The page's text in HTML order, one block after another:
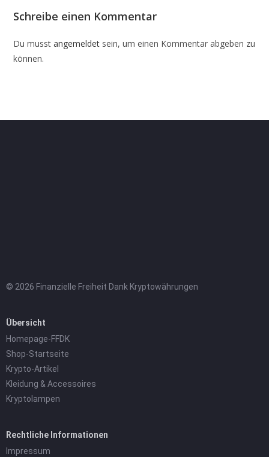
Schreibe einen Kommentar
Du musstangemeldet sein, um einen Kommentar abgeben zu
können.
© 2026 Finanzielle Freiheit Dank Kryptowährungen
Übersicht
Homepage-FFDK
Shop-Startseite
Krypto-Artikel
Kleidung & Accessoires
Kryptolampen
Rechtliche Informationen
Impressum